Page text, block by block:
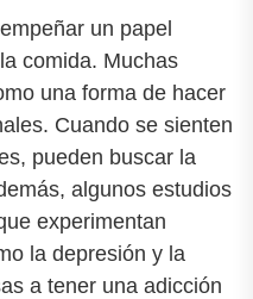
un papel
comida. Muchas
una forma de hacer
Cuando se sienten
pueden buscar la
algunos estudios
experimentan
la depresión y la
a tener una adicción